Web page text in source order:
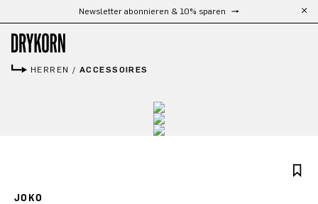
Zum Hauptinhalt springen
Kostenloser Versand ab 300 €
HERREN / ACCESSOIRES
JOKO